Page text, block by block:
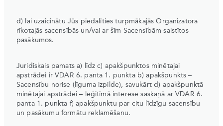
d) lai uzaicinātu Jūs piedalīties turpmākajās Organizatora
rīkotajās sacensībās un/vai ar šīm Sacensībām saistītos
pasākumos.
Juridiskais pamats a) līdz c) apakšpunktos minētajai
apstrādei ir VDAR 6. panta 1. punkta b) apakšpunkts –
Sacensību norise (līguma izpilde), savukārt d) apakšpunktā
minētajai apstrādei – leģitīmā interese saskaņā ar VDAR 6.
panta 1. punkta f) apakšpunktu par citu līdzīgu sacensību
un pasākumu formātu reklamēšanu.